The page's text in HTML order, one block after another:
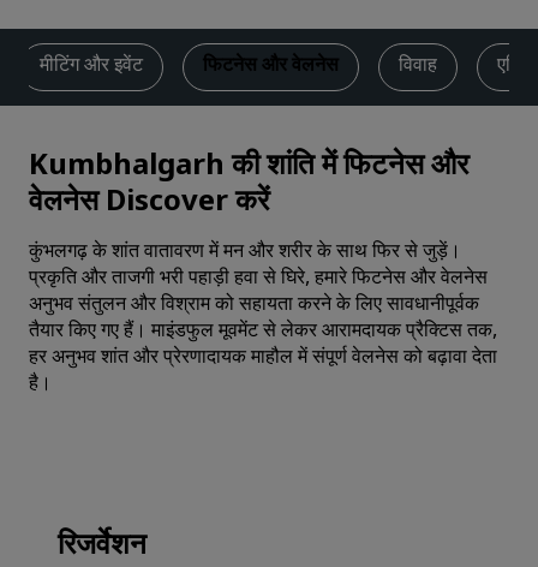
मीटिंग और इवेंट फिटनेस और वेलनेस विवाह
Kumbhalgarh की शांति में फिटनेस और
वेलनेस Discover करें
कुंभलगढ़ के शांत वातावरण में मन और शरीर के साथ फिर से जुड़ें।
प्रकृति और ताजगी भरी पहाड़ी हवा से घिरे, हमारे फिटनेस और वेलनेस
अनुभव संतुलन और विश्राम को सहायता करने के लिए सावधानीपूर्वक
तैयार किए गए हैं। माइंडफुल मूवमेंट से लेकर आरामदायक प्रैक्टिस तक,
हर अनुभव शांत और प्रेरणादायक माहौल में संपूर्ण वेलनेस को बढ़ावा देता
है।
रिजर्वेशन